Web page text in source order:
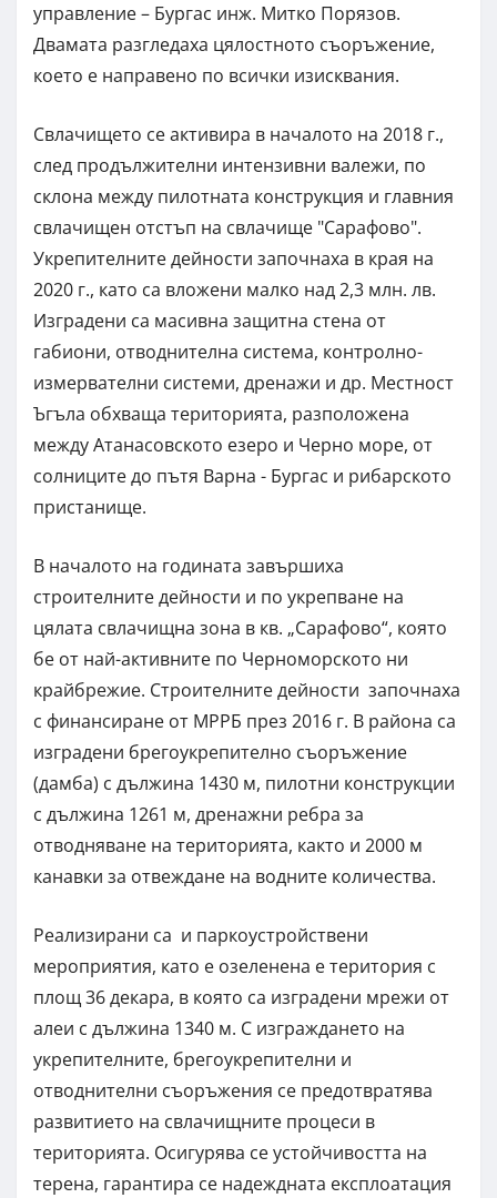
управление – Бургас инж. Митко Порязов.
Двамата разгледаха цялостното съоръжение,
което е направено по всички изисквания.
Свлачището се активира в началото на 2018 г.,
след продължителни интензивни валежи, по
склона между пилотната конструкция и главния
свлачищен отстъп на свлачище "Сарафово".
Укрепителните дейности започнаха в края на
2020 г., като са вложени малко над 2,3 млн. лв.
Изградени са масивна защитна стена от
габиони, отводнителна система, контролно-
измервателни системи, дренажи и др. Местност
Ъгъла обхваща територията, разположена
между Атанасовското езеро и Черно море, от
солниците до пътя Варна - Бургас и рибарското
пристанище.
В началото на годината завършиха
строителните дейности и по укрепване на
цялата свлачищна зона в кв. „Сарафово“, която
бе от най-активните по Черноморското ни
крайбрежие. Строителните дейности започнаха
с финансиране от МРРБ през 2016 г. В района са
изградени брегоукрепително съоръжение
(дамба) с дължина 1430 м, пилотни конструкции
с дължина 1261 м, дренажни ребра за
отводняване на територията, както и 2000 м
канавки за отвеждане на водните количества.
Реализирани са и паркоустройствени
мероприятия, като е озеленена е територия с
площ 36 декара, в която са изградени мрежи от
алеи с дължина 1340 м. С изграждането на
укрепителните, брегоукрепителни и
отводнителни съоръжения се предотвратява
развитието на свлачищните процеси в
територията. Осигурява се устойчивостта на
терена, гарантира се надеждната експлоатация